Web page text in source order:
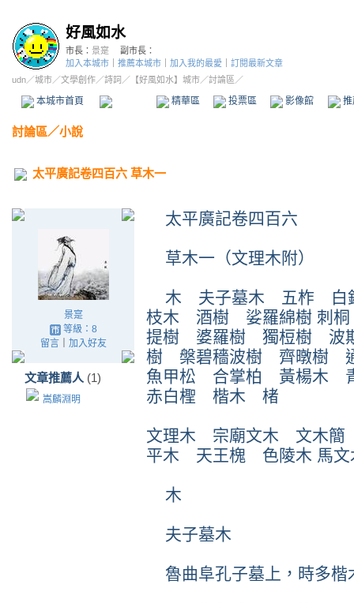
好風如水
市長： 景寔
副市長：
加入本城市
推薦本城市 加入我的最愛
訂閱最新文章
udn／城市／文學創作／詩詞 ／ 【好風如水】城市／討論區／
本城市首頁 精華區 投票區 影像館
討論區／小說
太平廣記卷四百六 草木一
景寔
等級：8
留言｜ 加入好友
文章推薦人 (1)
嵩麟淵明
太平廣記卷四百六
草木一（文理木附）
木 夫子墓木 五柞 白
枝木 酒樹 娑羅綿樹 刺
提樹 婆羅樹 獨梪樹 波
樹 槃碧穡波樹 齊暾樹
魚甲松 合掌柏 黃楊木
赤白檉 楷木 楮
文理木 宗廟文木 文木
平木 天王槐 色陵木 馬文
木
夫子墓木
魯曲阜孔子墓上，時多楷